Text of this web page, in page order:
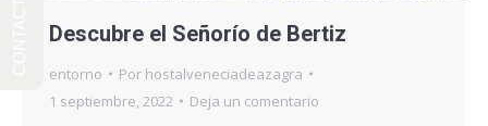
Descubre el Señorío de Bertiz
entorno Por hostalveneciadeazagra
1 septiembre, 2022
Deja un comentario